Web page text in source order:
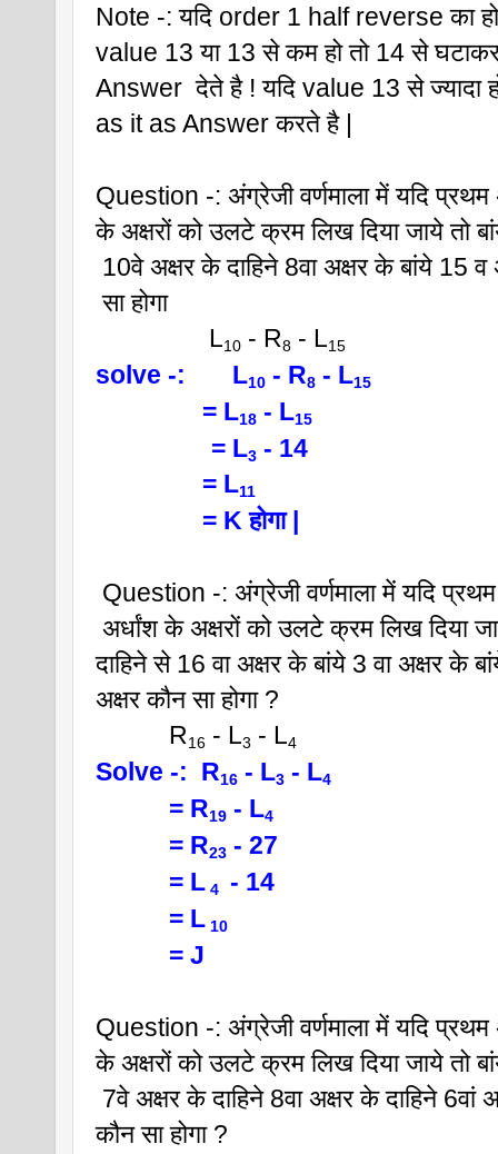
Note -: यदि order 1 half reverse का
value 13 या 13 से कम हो तो 14 से
Answer  देते है ! यदि value 13 से ज्यादा
as it as Answer करते है |
Question -: अंग्रेजी वर्णमाला में यदि प्रथम
के अक्षरों को उलटे क्रम लिख दिया जाये तो
10वे अक्षर के दाहिने 8वा अक्षर के बांये 15 व
सा होगा
L10 - R8 - L15
solve -:       L10 - R8 - L15
= L18 - L15
= L3 - 14
= L11
= K होगा |
Question -: अंग्रेजी वर्णमाला में
अर्धांश के अक्षरों को उलटे क्रम लिख दिया
दाहिने से 16 वा अक्षर के बांये 3 वा अक्षर के
अक्षर कौन सा होगा ?
R16 - L3 - L4
Solve -:  R16 - L3 - L4
= R19 - L4
= R23 - 27
= L 4
- 14
= L 10
= J
Question -: अंग्रेजी वर्णमाला में यदि प्रथम
के अक्षरों को उलटे क्रम लिख दिया जाये तो
7वे अक्षर के दाहिने 8वा अक्षर के दाहिने 6वां
कौन सा होगा ?